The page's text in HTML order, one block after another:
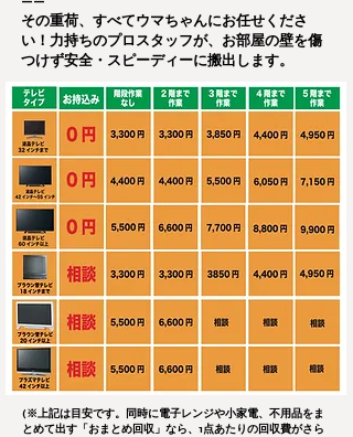
その重荷、すべてウマちゃんにお任せくださ
い！力持ちのプロスタッフが、お部屋の壁を傷
つけず安全・スピーディーに搬出します。
(※上記は目安です。同時に電子レンジや小家電、不用品をま
とめて出す「おまとめ回収」なら、1点あたりの回収費がさら